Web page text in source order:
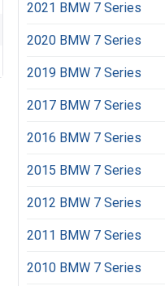
2021 BMW 7 Series
2020 BMW 7 Series
2019 BMW 7 Series
2017 BMW 7 Series
2016 BMW 7 Series
2015 BMW 7 Series
2012 BMW 7 Series
2011 BMW 7 Series
2010 BMW 7 Series